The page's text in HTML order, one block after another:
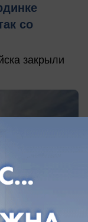
со
закрыли